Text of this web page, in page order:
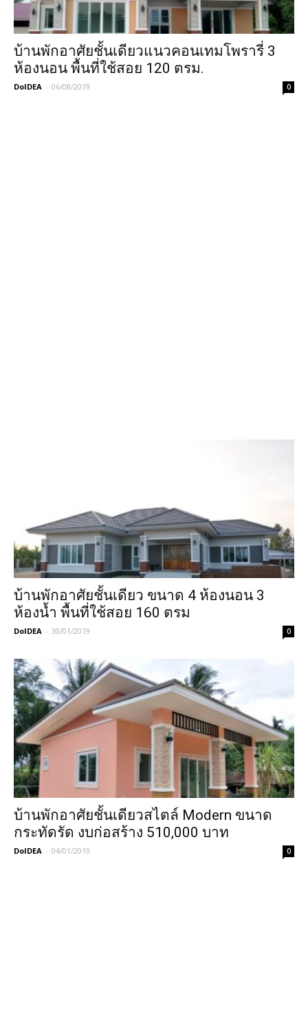
บ้านพักอาศัยชั้นเดียวแนวคอนเทมโพรารี่ 3
ห้องนอน พื้นที่ใช้สอย 120 ตรม.
DoIDEA - 06/08/2019 0
บ้านพักอาศัยชั้นเดียว ขนาด 4 ห้องนอน 3
ห้องน้ำ พื้นที่ใช้สอย 160 ตรม
DoIDEA - 30/01/2019 0
บ้านพักอาศัยชั้นเดียวสไตล์ Modern ขนาด
กระทัดรัด งบก่อสร้าง 510,000 บาท
DoIDEA - 04/01/2019 0